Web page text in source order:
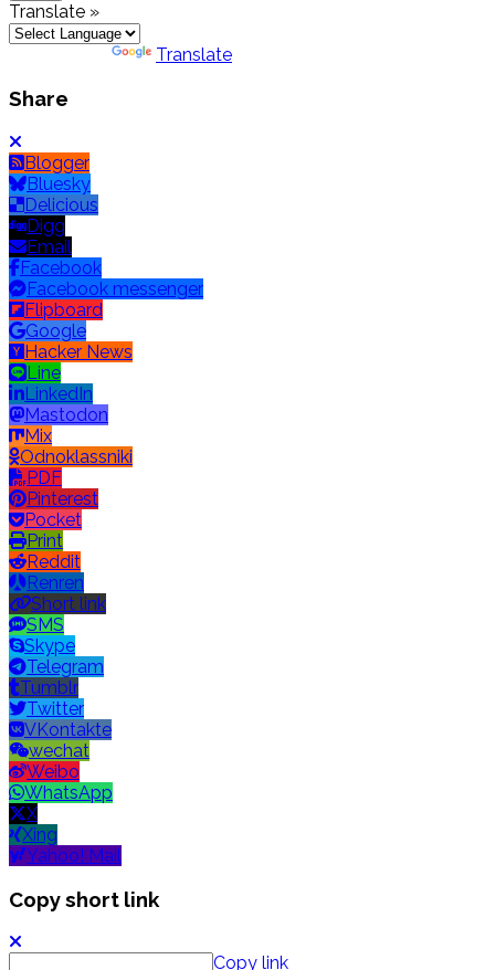
Translate »
Translate
Share
Blogger
Bluesky
Delicious
Digg
Email
Facebook
Facebook messenger
Flipboard
Google
Hacker News
Line
LinkedIn
Mastodon
Mix
Odnoklassniki
PDF
Pinterest
Pocket
Print
Reddit
Renren
Short link
SMS
Skype
Telegram
Tumblr
Twitter
VKontakte
wechat
Weibo
WhatsApp
X
Xing
Yahoo! Mail
Copy short link
Copy link